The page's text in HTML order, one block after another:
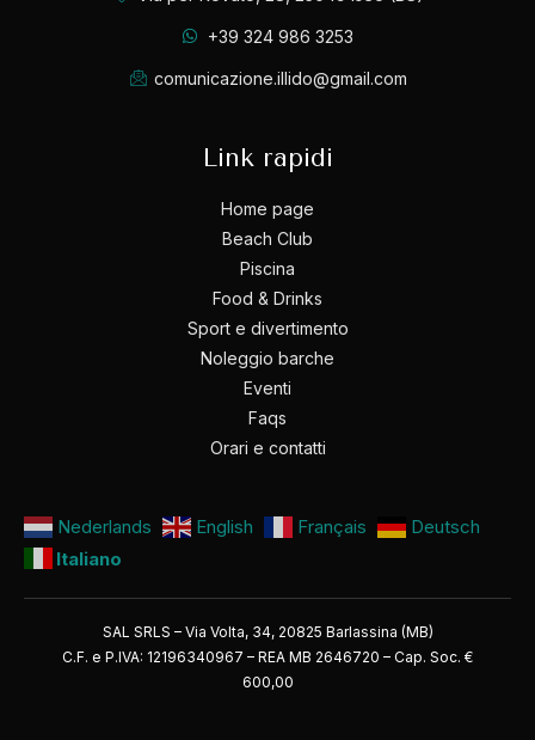
+39 324 986 3253
comunicazione.illido@gmail.com
Link rapidi
Home page
Beach Club
Piscina
Food & Drinks
Sport e divertimento
Noleggio barche
Eventi
Faqs
Orari e contatti
Nederlands English Français
Deutsch
Italiano
SAL SRLS – Via Volta, 34, 20825 Barlassina (MB)
C.F. e P.IVA: 121963​40967 – REA MB 2646720 – Cap. Soc. €
600,00